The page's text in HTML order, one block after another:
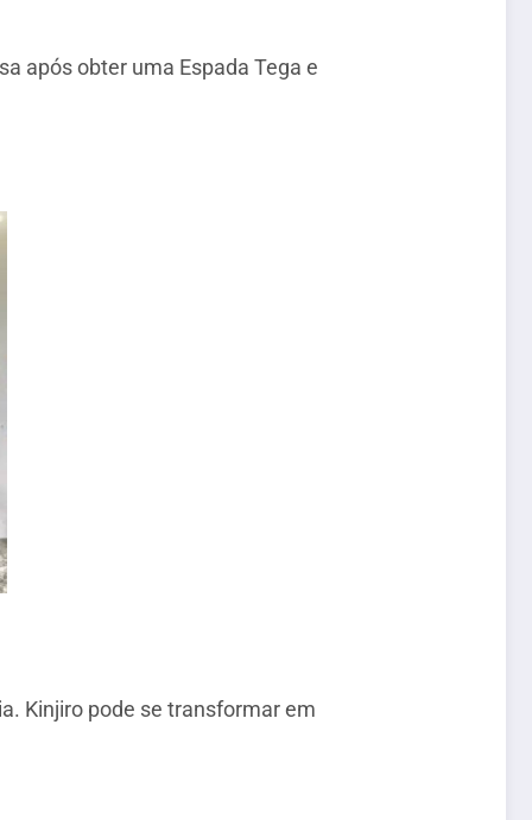
após obter uma Espada Tega e
Kinjiro pode se transformar em